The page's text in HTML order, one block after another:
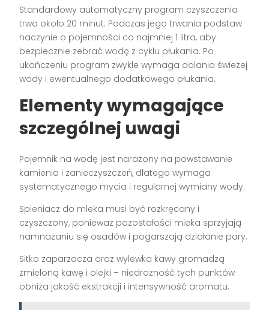
Standardowy automatyczny program czyszczenia
trwa około 20 minut. Podczas jego trwania podstaw
naczynie o pojemności co najmniej 1 litra, aby
bezpiecznie zebrać wodę z cyklu płukania. Po
ukończeniu program zwykle wymaga dolania świeżej
wody i ewentualnego dodatkowego płukania.
Elementy wymagające
szczególnej uwagi
Pojemnik na wodę jest narażony na powstawanie
kamienia i zanieczyszczeń, dlatego wymaga
systematycznego mycia i regularnej wymiany wody.
Spieniacz do mleka musi być rozkręcany i
czyszczony, ponieważ pozostałości mleka sprzyjają
namnażaniu się osadów i pogarszają działanie pary.
Sitko zaparzacza oraz wylewka kawy gromadzą
zmieloną kawę i olejki – niedrożność tych punktów
obniża jakość ekstrakcji i intensywność aromatu.